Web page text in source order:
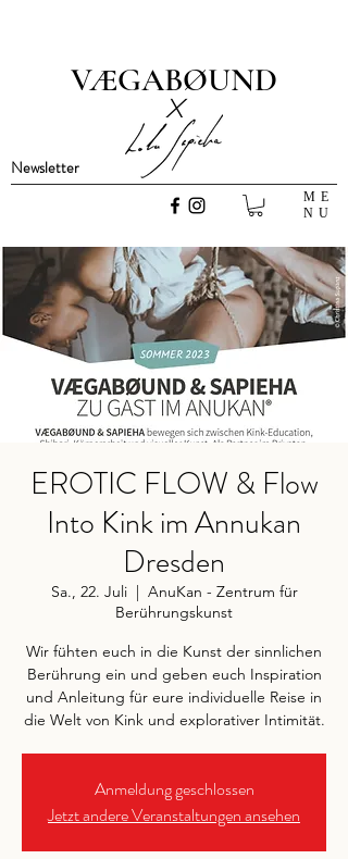
x
VÆGABØUND
Newsletter
ME
NU
EROTIC FLOW & Flow
Into Kink im Annukan
Dresden
Sa., 22. Juli
  |
AnuKan - Zentrum für
Berührungskunst
Wir fühten euch in die Kunst der sinnlichen
Berührung ein und geben euch Inspiration
und Anleitung für eure individuelle Reise in
die Welt von Kink und explorativer Intimität.
Anmeldung geschlossen
Jetzt andere Veranstaltungen ansehen